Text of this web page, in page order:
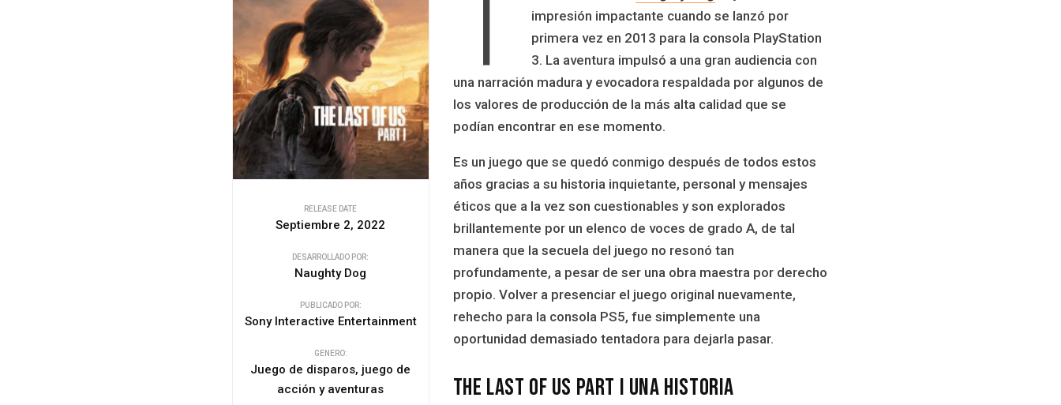
RELEASE DATE
Septiembre 2, 2022
DESARROLLADO POR:
Naughty Dog
PUBLICADO POR:
Sony Interactive Entertainment
GENERO:
Juego de disparos, juego de
acción y aventuras
T
impresión impactante cuando se lanzó por
primera vez en 2013 para la consola PlayStation
3. La aventura impulsó a una gran audiencia con
una narración madura y evocadora respaldada por algunos de
los valores de producción de la más alta calidad que se
podían encontrar en ese momento.
Es un juego que se quedó conmigo después de todos estos
años gracias a su historia inquietante, personal y mensajes
éticos que a la vez son cuestionables y son explorados
brillantemente por un elenco de voces de grado A, de tal
manera que la secuela del juego no resonó tan
profundamente, a pesar de ser una obra maestra por derecho
propio. Volver a presenciar el juego original nuevamente,
rehecho para la consola PS5, fue simplemente una
oportunidad demasiado tentadora para dejarla pasar.
The Last of Us Part I Una Historia